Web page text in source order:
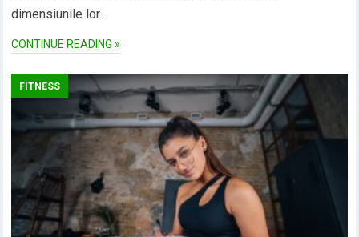
dimensiunile lor…
CONTINUE READING »
FITNESS